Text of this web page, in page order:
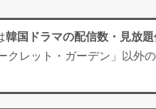
韓国ドラマの配信数・見放
クレット・ガーデン」以外